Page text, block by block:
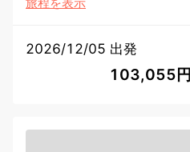
2026/12/05 出発
103,055円